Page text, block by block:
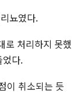
뇨였다.
로 처리하지 못했
었다.
이 취소되는 듯